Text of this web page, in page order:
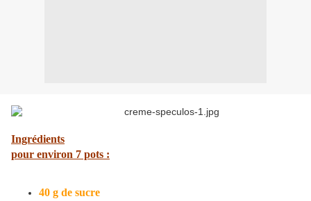
Ingrédients
pour environ 7 pots :
40 g de sucre